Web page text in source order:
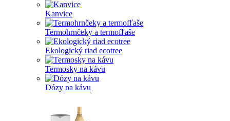
Kanvice
Termohrnčeky a termofľaše
Ekologický riad ecotree
Termosky na kávu
Dózy na kávu